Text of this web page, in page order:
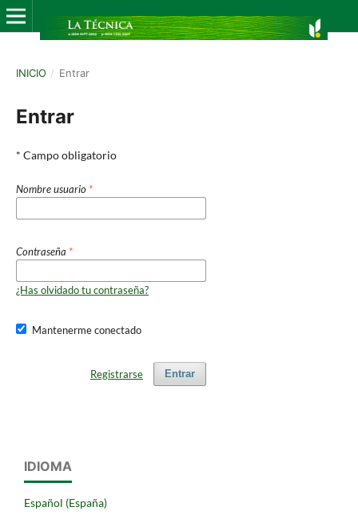
INICIO / Entrar
Entrar
* Campo obligatorio
Nombre usuario *
Contraseña *
¿Has olvidado tu contraseña?
Mantenerme conectado
Entrar
Registrarse
IDIOMA
Español (España)